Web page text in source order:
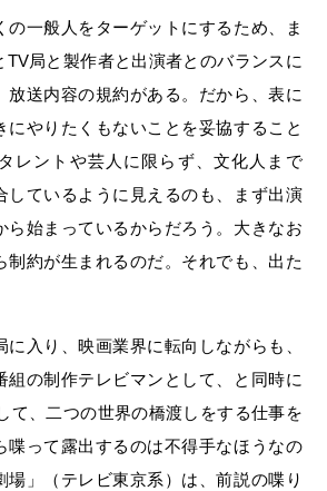
の一般人をターゲットにするため、ま
TV局と製作者と出演者とのバランスに
放送内容の規約がある。だから、表に
にやりたくもないことを妥協すること
レントや芸人に限らず、文化人まで
しているように見えるのも、まず出演
ら始まっているからだろう。大きなお
制約が生まれるのだ。それでも、出た
入り、映画業界に転向しながらも、
組の制作テレビマンとして、と同時に
て、二つの世界の橋渡しをする仕事を
喋って露出するのは不得手なほうなの
場」（テレビ東京系）は、前説の喋り